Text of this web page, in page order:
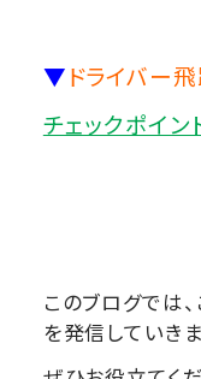
▼ドライバー
チェックポイ
このブログでは
を発信していき